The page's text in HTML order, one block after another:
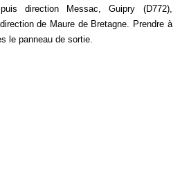
direction Messac, Guipry (D772),
de Maure de Bretagne. Prendre à
le panneau de sortie.